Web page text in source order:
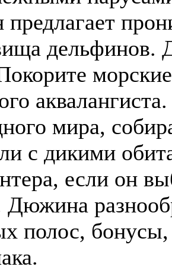
предлагает
дельфинов.
мира,
с дикими
если он
Дюжина
полос, бонусы,